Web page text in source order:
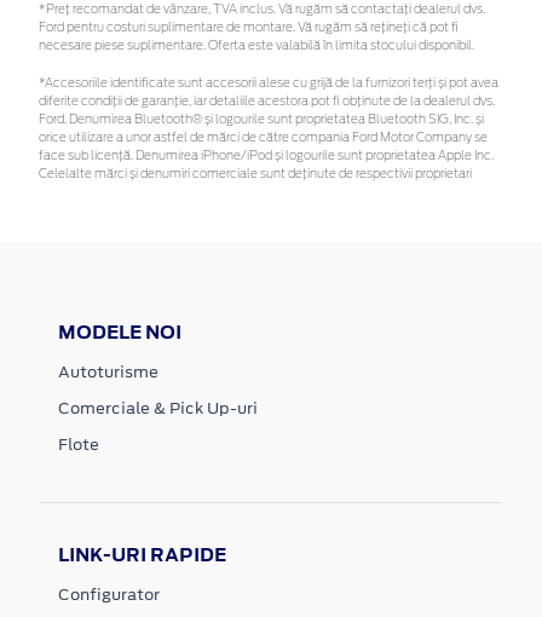
*Preţ recomandat de vânzare, TVA inclus. Vă rugăm să contactaţi dealerul dvs.
Ford pentru costuri suplimentare de montare. Vă rugăm să rețineți că pot fi
necesare piese suplimentare. Oferta este valabilă în limita stocului disponibil.
*Accesoriile identificate sunt accesorii alese cu grijă de la furnizori terți și pot avea
diferite condiții de garanție, iar detaliile acestora pot fi obținute de la dealerul dvs.
Ford. Denumirea Bluetooth® și logourile sunt proprietatea Bluetooth SIG, Inc. și
orice utilizare a unor astfel de mărci de către compania Ford Motor Company se
face sub licență. Denumirea iPhone/iPod și logourile sunt proprietatea Apple Inc.
Celelalte mărci și denumiri comerciale sunt deținute de respectivii proprietari
MODELE NOI
Autoturisme
Comerciale & Pick Up-uri
Flote
LINK-URI RAPIDE
Configurator